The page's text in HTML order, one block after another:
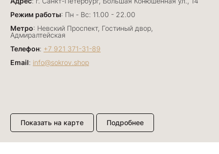
Режим работы: Пн - Вс: 11.00 - 22.00
Метро: Невский Проспект, Гостиный двор,
Адмиралтейская
Телефон: +7 921 371-31-89
Email: info@sokrov.shop
Показать на карте Подробнее